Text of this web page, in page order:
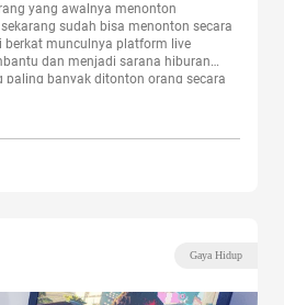
yang awalnya menonton
sudah bisa menonton secara
berkat munculnya platform live
dan menjadi sarana hiburan
paling banyak ditonton orang secara
menarik untuk
Gaya Hidup